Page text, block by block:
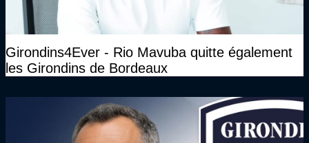
Girondins4Ever - Rio Mavuba quitte également
les Girondins de Bordeaux